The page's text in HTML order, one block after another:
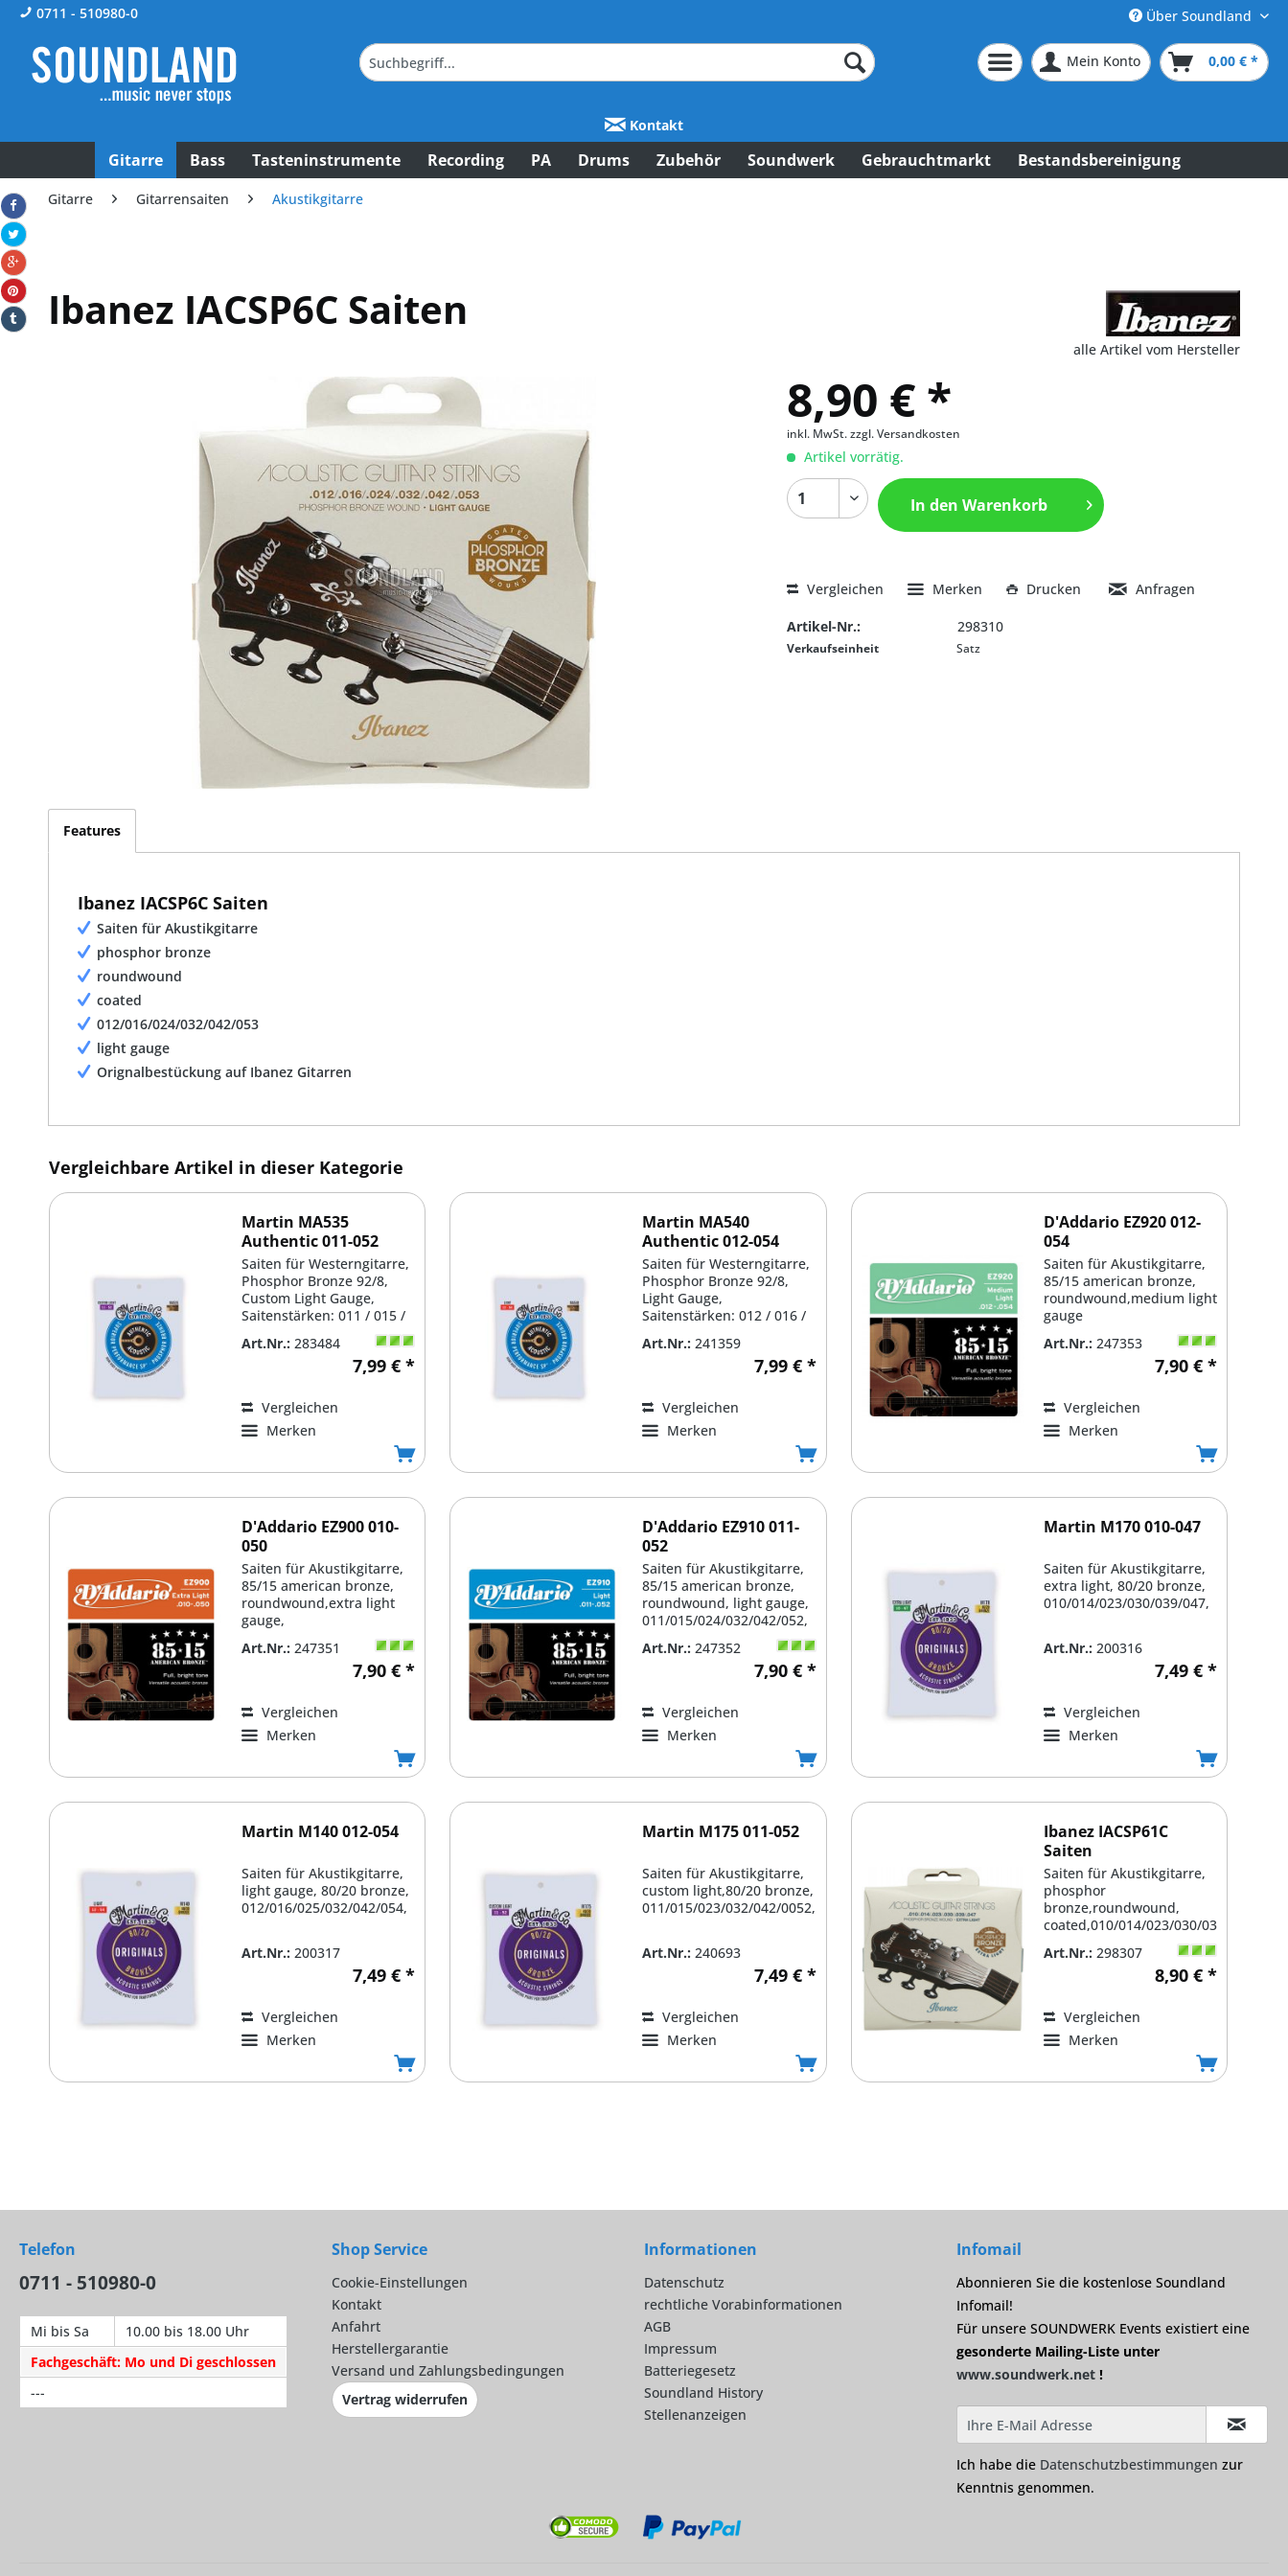
0711 - 510980-0 Über Soundland
Mein Konto 0,00 € *
Kontakt
Gitarre Bass Tasteninstrumente Recording PA Drums Zubehör Soundwerk Gebrauchtmarkt Bestandsbereinigung
Gitarre Gitarrensaiten Akustikgitarre
Ibanez IACSP6C Saiten
alle Artikel vom Hersteller
8,90 € *
inkl. MwSt.zzgl. Versandkosten
Artikel vorrätig.
In den Warenkorb
Vergleichen Merken Drucken Anfragen
Artikel-Nr.: 298310
Verkaufseinheit Satz
Features
Ibanez IACSP6C Saiten
Saiten für Akustikgitarre
phosphor bronze
roundwound
coated
012/016/024/032/042/053
light gauge
Orignalbestückung auf Ibanez Gitarren
Vergleichbare Artikel in dieser Kategorie
Martin MA535
Authentic 011-052
Saiten für Westerngitarre,
Phosphor Bronze 92/8,
Custom Light Gauge,
Saitenstärken: 011 / 015 /
Art.Nr.: 283484
7,99 € *
Vergleichen
Merken
Martin MA540
Authentic 012-054
Saiten für Westerngitarre,
Phosphor Bronze 92/8,
Light Gauge,
Saitenstärken: 012 / 016 /
Art.Nr.: 241359
7,99 € *
Vergleichen
Merken
D'Addario EZ920 012-
054
Saiten für Akustikgitarre,
85/15 american bronze,
roundwound,medium light
gauge
,012/016/025/034/044/054,
vacuum...
Art.Nr.: 247353
7,90 € *
Vergleichen
Merken
D'Addario EZ900 010-
050
Saiten für Akustikgitarre,
85/15 american bronze,
roundwound,extra light
gauge,
010/014/022/030/040/050,
vacuum pack,...
Art.Nr.: 247351
7,90 € *
Vergleichen
Merken
D'Addario EZ910 011-
052
Saiten für Akustikgitarre,
85/15 american bronze,
roundwound, light gauge,
011/015/024/032/042/052,
vacuum pack, Made...
Art.Nr.: 247352
7,90 € *
Vergleichen
Merken
Martin M170 010-047
Saiten für Akustikgitarre,
extra light, 80/20 bronze,
010/014/023/030/039/047,
Art.Nr.: 200316
7,49 € *
Vergleichen
Merken
Martin M140 012-054
Saiten für Akustikgitarre,
light gauge, 80/20 bronze,
012/016/025/032/042/054,
Art.Nr.: 200317
7,49 € *
Vergleichen
Merken
Martin M175 011-052
Saiten für Akustikgitarre,
custom light,80/20 bronze,
011/015/023/032/042/0052,
Art.Nr.: 240693
7,49 € *
Vergleichen
Merken
Ibanez IACSP61C
Saiten
Saiten für Akustikgitarre,
phosphor
bronze,roundwound,
coated,010/014/023/030/039/047
Art.Nr.: 298307
8,90 € *
Vergleichen
Merken
Telefon
0711 - 510980-0
Mi bis Sa
10.00 bis 18.00 Uhr
Fachgeschäft: Mo und Di geschlossen
---
Shop Service
Cookie-Einstellungen
Kontakt
Anfahrt
Herstellergarantie
Versand und Zahlungsbedingungen
Vertrag widerrufen
Informationen
Datenschutz
rechtliche Vorabinformationen
AGB
Impressum
Batteriegesetz
Soundland History
Stellenanzeigen
Infomail
Abonnieren Sie die kostenlose Soundland
Infomail!
Für unsere SOUNDWERK Events existiert eine
gesonderte Mailing-Liste unter
www.soundwerk.net !
Ich habe die Datenschutzbestimmungen zur
Kenntnis genommen.